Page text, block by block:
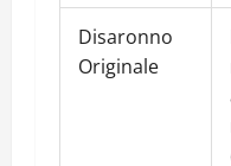
Disaronno
Originale